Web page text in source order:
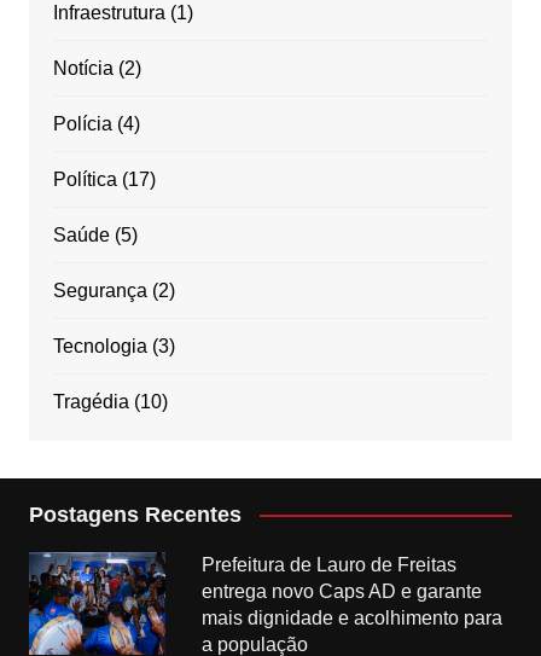
Infraestrutura (1)
Notícia (2)
Polícia (4)
Política (17)
Saúde(5)
Segurança (2)
Tecnologia (3)
Tragédia (10)
Postagens Recentes
Prefeitura de Lauro de Freitas
entrega novo Caps AD e garante
mais dignidade e acolhimento para
a população